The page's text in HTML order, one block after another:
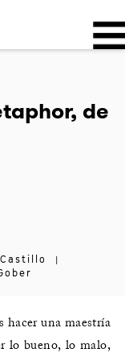
de
|
hacer una maestría
lo bueno, lo malo,